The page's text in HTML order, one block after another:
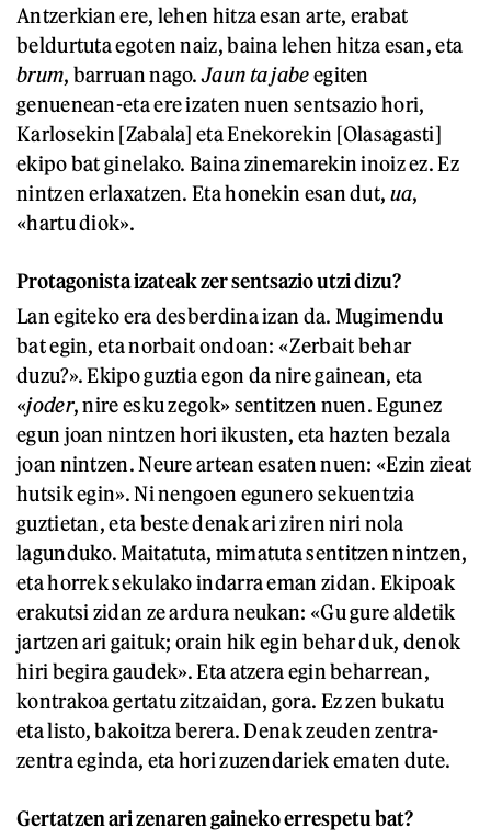
Antzerkian ere, lehen hitza esan arte, erabat
beldurtuta egoten naiz, baina lehen hitza esan, eta
brum, barruan nago.Jaun ta jabeegiten
genuenean-eta ere izaten nuen sentsazio hori,
Karlosekin [Zabala] eta Enekorekin [Olasagasti]
ekipo bat ginelako. Baina zinemarekin inoiz ez. Ez
nintzen erlaxatzen. Eta honekin esan dut, ua,
«hartu diok».
Protagonista izateak zer sentsazio utzi dizu?
Lan egiteko era desberdina izan da. Mugimendu
bat egin, eta norbait ondoan: «Zerbait behar
duzu?». Ekipo guztia egon da nire gainean, eta
«joder, nire esku zegok» sentitzen nuen. Egunez
egun joan nintzen hori ikusten, eta hazten bezala
joan nintzen. Neure artean esaten nuen: «Ezin zieat
hutsik egin». Ni nengoen egunero sekuentzia
guztietan, eta beste denak ari ziren niri nola
lagunduko. Maitatuta, mimatuta sentitzen nintzen,
eta horrek sekulako indarra eman zidan. Ekipoak
erakutsi zidan ze ardura neukan: «Gu gure aldetik
jartzen ari gaituk; orain hik egin behar duk, denok
hiri begira gaudek». Eta atzera egin beharrean,
kontrakoa gertatu zitzaidan, gora. Ez zen bukatu
eta listo, bakoitza berera. Denak zeuden zentra-
zentra eginda, eta hori zuzendariek ematen dute.
Gertatzen ari zenaren gaineko errespetu bat?